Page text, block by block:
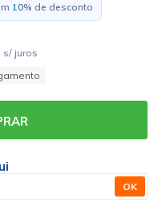
10% de desconto
s/ juros
OK